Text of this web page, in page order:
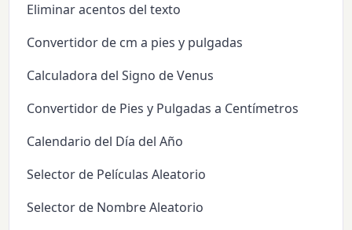
Eliminar acentos del texto
Convertidor de cm a pies y pulgadas
Calculadora del Signo de Venus
Convertidor de Pies y Pulgadas a Centímetros
Calendario del Día del Año
Selector de Películas Aleatorio
Selector de Nombre Aleatorio